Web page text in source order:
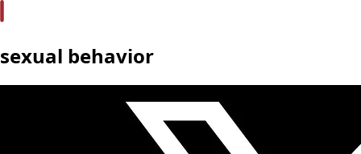
sexual behavior